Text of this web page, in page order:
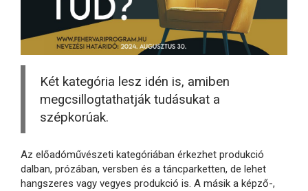
Két kategória lesz idén is, amiben
megcsillogtathatják tudásukat a
szépkorúak.
Az előadóművészeti kategóriában érkezhet produkció
dalban, prózában, versben és a táncparketten, de lehet
hangszeres vagy vegyes produkció is. A másik a képző-,